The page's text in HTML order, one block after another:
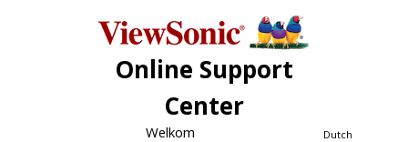
Online Support
Center
Dutch
Welkom